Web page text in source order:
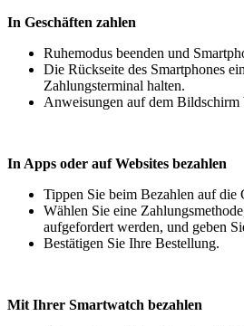
In Geschäften zahlen
Ruhemodus beenden und
Die Rückseite des Smartphones
Zahlungsterminal halten.
Anweisungen auf dem Bildschirm
In Apps oder auf Websites bezahlen
Tippen Sie beim Bezahlen auf die
Wählen Sie eine
aufgefordert werden, und geben
Bestätigen Sie Ihre Bestellung.
Mit Ihrer Smartwatch bezahlen